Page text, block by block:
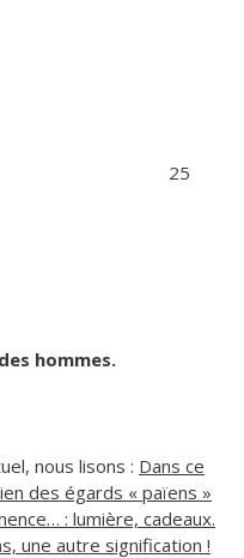
hommes.
nous lisons : Dans ce
des égards « païens »
: lumière, cadeaux.
une autre signification !